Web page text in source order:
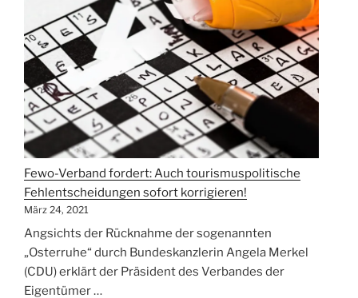
Hoffnungsschimmer,
aber
noch
deutlicher
Verbesserungsbedarf“
Fewo-Verband fordert: Auch tourismuspolitische
Fehlentscheidungen sofort korrigieren!
März 24, 2021
Angsichts der Rücknahme der sogenannten
„Osterruhe“ durch Bundeskanzlerin Angela Merkel
(CDU) erklärt der Präsident des Verbandes der
Eigentümer …